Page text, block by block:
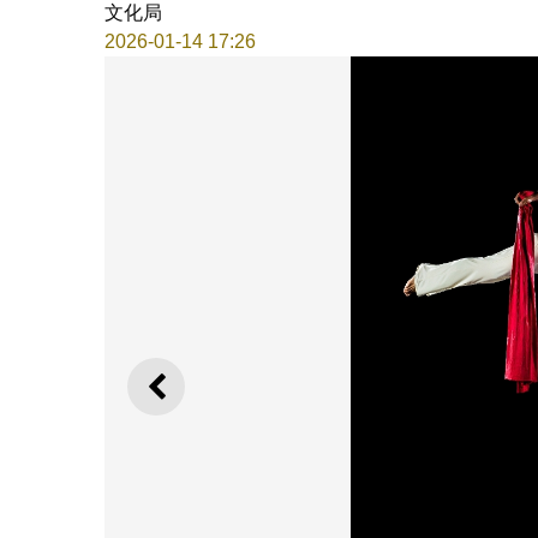
文化局
2026-01-14 17:26
上一則